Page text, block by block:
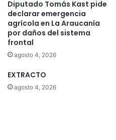
Diputado Tomás Kast pide
declarar emergencia
agrícola en La Araucanía
por daños del sistema
frontal
agosto 4, 2026
EXTRACTO
agosto 4, 2026